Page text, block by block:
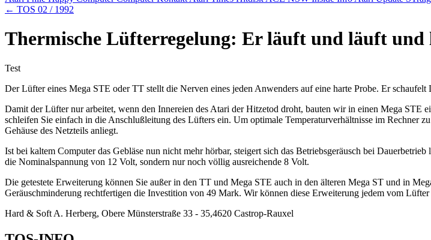
← TOS 02 / 1992
Thermische Lüfterregelung: Er läuft und läuft und
Test
Der Lüfter eines Mega STE oder TT stellt die Nerven eines jeden Anwenders auf eine harte Probe. Er
Damit der Lüfter nur arbeitet, wenn den Innereien des Atari der Hitzetod droht, bauten wir in einen Mega
schleifen Sie einfach in die Anschlußleitung des Lüfters ein. Um optimale Temperaturverhältnisse im Rechner
Gehäuse des Netzteils anliegt.
Ist bei kaltem Computer das Gebläse nun nicht mehr hörbar, steigert sich das Betriebsgeräusch bei
die Nominalspannung von 12 Volt, sondern nur noch völlig ausreichende 8 Volt.
Die getestete Erweiterung können Sie außer in den TT und Mega STE auch in den älteren Mega ST und in
Geräuschminderung rechtfertigen die Investition von 49 Mark. Wir können diese Erweiterung jedem vom
Hard & Soft A. Herberg, Obere Münsterstraße 33 - 35,4620 Castrop-Rauxel